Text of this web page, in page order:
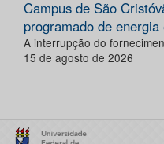
Campus de São
programado de
A interrupção do
15 de agosto de 2026